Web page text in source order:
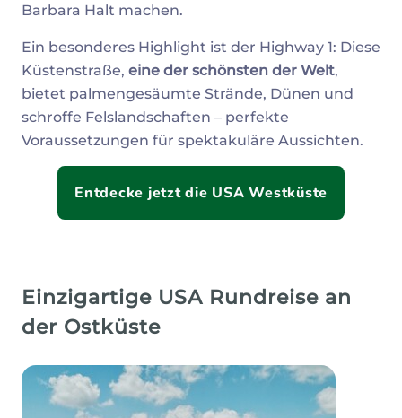
Barbara Halt machen.
Ein besonderes Highlight ist der Highway 1: Diese
Küstenstraße, eine der schönsten der Welt,
bietet palmengesäumte Strände, Dünen und
schroffe Felslandschaften – perfekte
Voraussetzungen für spektakuläre Aussichten.
Entdecke jetzt die USA Westküste
Einzigartige USA Rundreise an
der Ostküste